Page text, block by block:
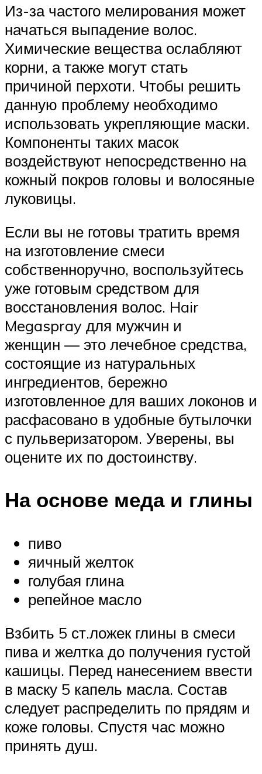
Из-за частого мелирования может
начаться выпадение волос.
Химические вещества ослабляют
корни, а также могут стать
причиной перхоти. Чтобы решить
данную проблему необходимо
использовать укрепляющие маски.
Компоненты таких масок
воздействуют непосредственно на
кожный покров головы и волосяные
луковицы.
Если вы не готовы тратить время
на изготовление смеси
собственноручно, воспользуйтесь
уже готовым средством для
восстановления волос. Hair
Megaspray для мужчин и
женщин — это лечебное средства,
состоящие из натуральных
ингредиентов, бережно
изготовленное для ваших локонов и
расфасовано в удобные бутылочки
с пульверизатором. Уверены, вы
оцените их по достоинству.
На основе меда и глины
пиво
яичный желток
голубая глина
репейное масло
Взбить 5 ст.ложек глины в смеси
пива и желтка до получения густой
кашицы. Перед нанесением ввести
в маску 5 капель масла. Состав
следует распределить по прядям и
коже головы. Спустя час можно
принять душ.